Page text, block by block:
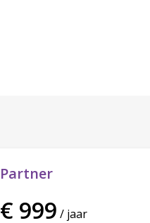
Partner
€ 999 / jaar